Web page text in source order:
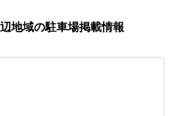
地域の駐車場掲載情報